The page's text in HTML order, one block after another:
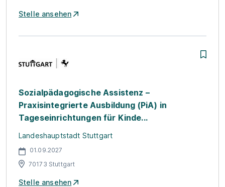
Stelle ansehen
Sozialpädagogische Assistenz –
Praxisintegrierte Ausbildung (PiA) in
Tageseinrichtungen für Kinde...
Landeshauptstadt Stuttgart
01.09.2027
70173 Stuttgart
Stelle ansehen